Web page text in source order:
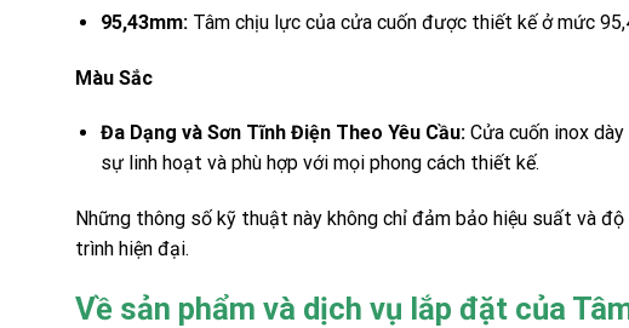
95,43mm:Tâm chịu lực của cửa cuốn được thiết kế ở mức
Màu Sắc
Đa Dạng và Sơn Tĩnh Điện Theo Yêu Cầu:Cửa cuốn inox dày
sự linh hoạt và phù hợp với mọi phong cách thiết kế.
Những thông số kỹ thuật này không chỉ đảm bảo hiệu suất và
trình hiện đại.
Về sản phẩm và dịch vụ lắp đặt của